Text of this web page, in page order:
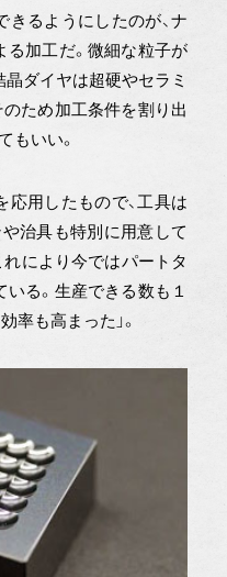
るようにしたのが、ナ
加工だ。微細な粒子が
ダイヤは超硬やセラミ
ため加工条件を割り出
もいい。
用したもので、工具は
治具も特別に用意して
れにより今ではパートタ
る。生産できる数も１
率も高まった」。